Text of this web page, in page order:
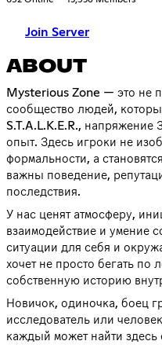
Join Server
ABOUT
Mysterious Zone — это не
сообщество людей,
S.T.A.L.K.E.R.,
опыт. Здесь игроки не
формальности, а
важны поведение,
последствия.
У нас ценят атмосферу,
взаимодействие и умение
ситуации для себя и
хочет не просто бегать по
собственную историю
Новичок, одиночка, боец
исследователь или
каждый может найти здесь